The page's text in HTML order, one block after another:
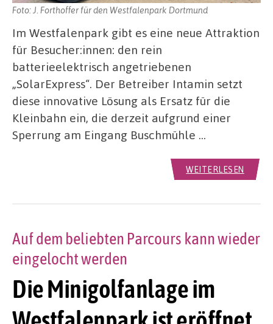
Foto: J. Forthoffer für den Westfalenpark Dortmund
Im Westfalenpark gibt es eine neue Attraktion
für Besucher:innen: den rein
batterieelektrisch angetriebenen
„SolarExpress“. Der Betreiber Intamin setzt
diese innovative Lösung als Ersatz für die
Kleinbahn ein, die derzeit aufgrund einer
Sperrung am Eingang Buschmühle …
WEITERLESEN
Die Minigolfanlage im
Auf dem beliebten Parcours kann wieder
eingelocht werden